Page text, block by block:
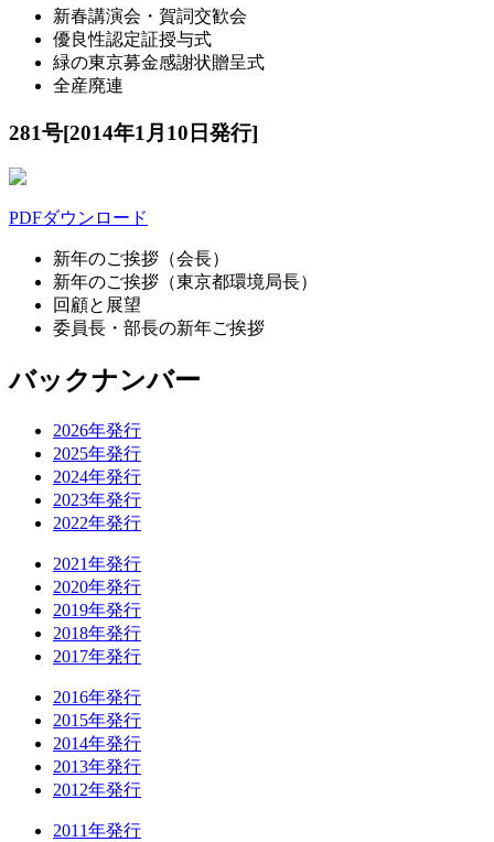
新春講演会・賀詞交歓会
優良性認定証授与式
緑の東京募金感謝状贈呈式
全産廃連
281号[2014年1月10日発行]
PDFダウンロード
新年のご挨拶（会長）
新年のご挨拶（東京都環境局長）
回顧と展望
委員長・部長の新年ご挨拶
バックナンバー
2026年発行
2025年発行
2024年発行
2023年発行
2022年発行
2021年発行
2020年発行
2019年発行
2018年発行
2017年発行
2016年発行
2015年発行
2014年発行
2013年発行
2012年発行
2011年発行